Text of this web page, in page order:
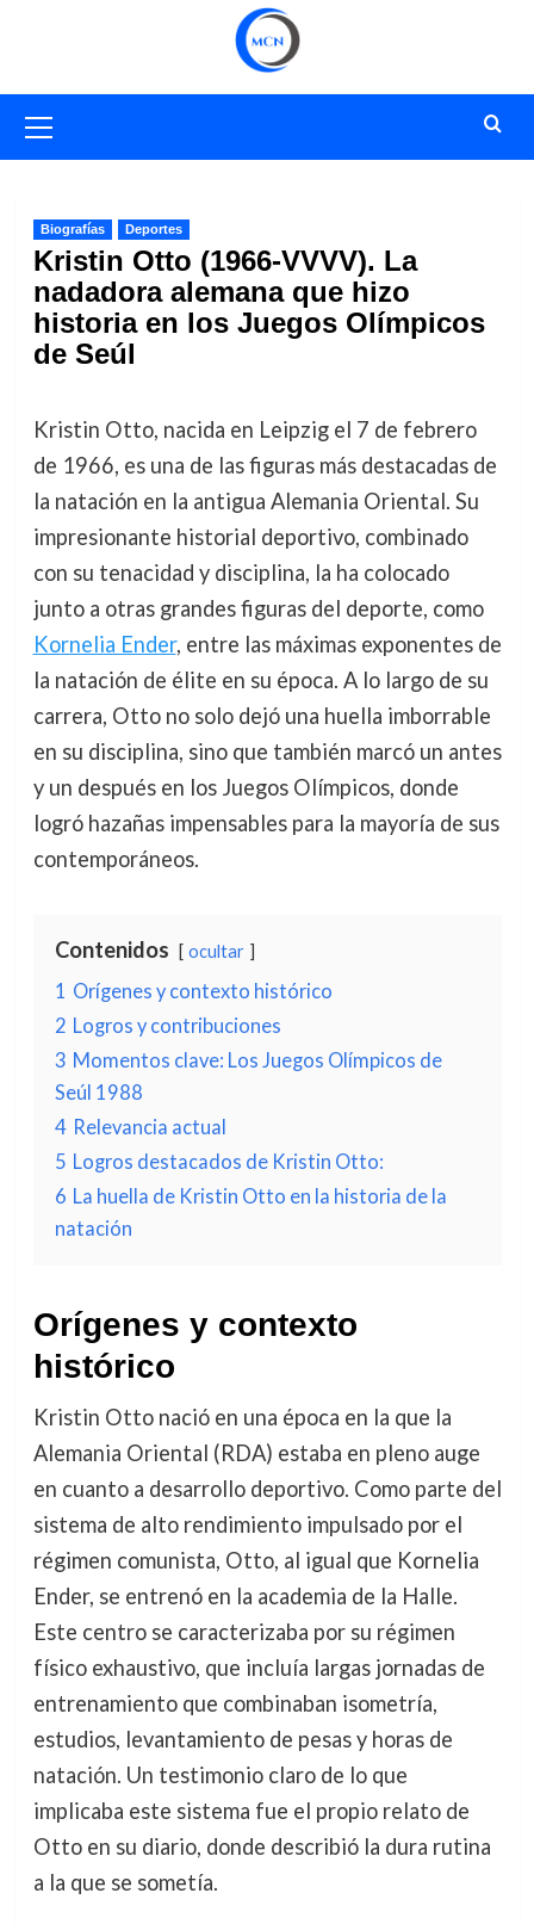
primario
Biografías Deportes
Kristin Otto (1966-VVVV). La
nadadora alemana que hizo
historia en los Juegos Olímpicos
de Seúl
Kristin Otto, nacida en Leipzig el 7 de febrero
de 1966, es una de las figuras más destacadas de
la natación en la antigua Alemania Oriental. Su
impresionante historial deportivo, combinado
con su tenacidad y disciplina, la ha colocado
junto a otras grandes figuras del deporte, como
Kornelia Ender, entre las máximas exponentes de
la natación de élite en su época. A lo largo de su
carrera, Otto no solo dejó una huella imborrable
en su disciplina, sino que también marcó un antes
y un después en los Juegos Olímpicos, donde
logró hazañas impensables para la mayoría de sus
contemporáneos.
Contenidos ocultar
1 Orígenes y contexto histórico
2 Logros y contribuciones
3 Momentos clave: Los Juegos Olímpicos de
Seúl 1988
4 Relevancia actual
5 Logros destacados de Kristin Otto:
6 La huella de Kristin Otto en la historia de la
natación
Orígenes y contexto
histórico
Kristin Otto nació en una época en la que la
Alemania Oriental (RDA) estaba en pleno auge
en cuanto a desarrollo deportivo. Como parte del
sistema de alto rendimiento impulsado por el
régimen comunista, Otto, al igual que Kornelia
Ender, se entrenó en la academia de la Halle.
Este centro se caracterizaba por su régimen
físico exhaustivo, que incluía largas jornadas de
entrenamiento que combinaban isometría,
estudios, levantamiento de pesas y horas de
natación. Un testimonio claro de lo que
implicaba este sistema fue el propio relato de
Otto en su diario, donde describió la dura rutina
a la que se sometía.